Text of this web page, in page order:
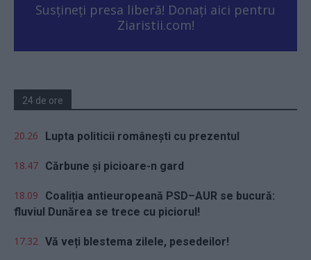
Susțineți presa liberă! Donați aici pentru
Ziaristii.com!
24 de ore
20.26 Lupta politicii românești cu prezentul
18.47 Cărbune și picioare-n gard
18.09
Coaliția antieuropeană PSD–AUR se bucură:
fluviul Dunărea se trece cu piciorul!
17.32 Vă veți blestema zilele, pesedeilor!